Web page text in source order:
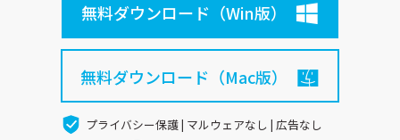
Repairit for Email
Outlookメール修復
データ復元
外付けデバイス復元
パソコン復元
その他の復元
Repairit
プロ仕様のAI修復：動画/写真/ドキュメント/音声フ
ァイル対応
Sign In
無料ダウンロード（Win版）
無料ダウンロード（Mac版）
プライバシー保護 | マルウェアなし | 広告なし